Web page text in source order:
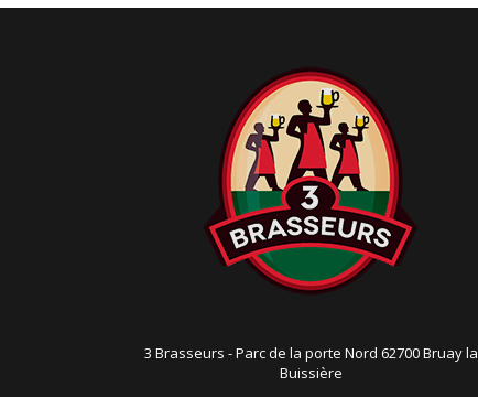
o
3 Brasseurs - Parc de la porte Nord 62700 Bruay la
Buissière